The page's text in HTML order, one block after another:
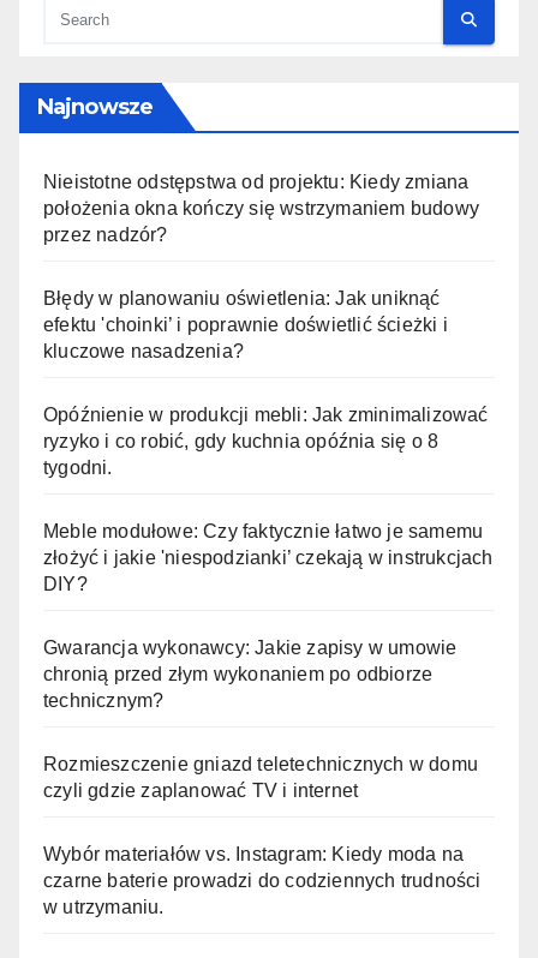
Najnowsze
Nieistotne odstępstwa od projektu: Kiedy zmiana
położenia okna kończy się wstrzymaniem budowy
przez nadzór?
Błędy w planowaniu oświetlenia: Jak uniknąć
efektu 'choinki’ i poprawnie doświetlić ścieżki i
kluczowe nasadzenia?
Opóźnienie w produkcji mebli: Jak zminimalizować
ryzyko i co robić, gdy kuchnia opóźnia się o 8
tygodni.
Meble modułowe: Czy faktycznie łatwo je samemu
złożyć i jakie 'niespodzianki’ czekają w instrukcjach
DIY?
Gwarancja wykonawcy: Jakie zapisy w umowie
chronią przed złym wykonaniem po odbiorze
technicznym?
Rozmieszczenie gniazd teletechnicznych w domu
czyli gdzie zaplanować TV i internet
Wybór materiałów vs. Instagram: Kiedy moda na
czarne baterie prowadzi do codziennych trudności
w utrzymaniu.